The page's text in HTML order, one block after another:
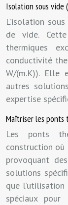
Isolation sous
L’isolation
de vide.
thermiques
conductivité
W/(m.K)). Elle
autres
expertise
Maîtriser les ponts
Les ponts
construction
provoquant
solutions
que
spéciaux